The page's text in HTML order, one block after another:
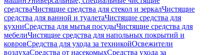
средстваЧистящие средства для стекол и зеркалЧистящие
средства для ванной и туалетаЧистящие средства для
кухниСредства для мытья посудыЧистящие средства для
мебелиЧистящие средства для напольных покрытий и
ковровСредства для ухода за техникойОсвежители
воздухаСредства от насекомыхСредства ухода за